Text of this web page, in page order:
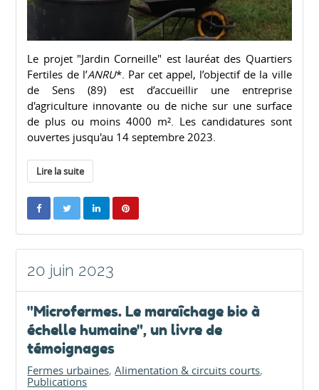
Le projet "Jardin Corneille" est lauréat des Quartiers
Fertiles de l’ANRU*. Par cet appel, l’objectif de la ville
de Sens (89) est d’accueillir une entreprise
d'agriculture innovante ou de niche sur une surface
de plus ou moins 4000 m². Les candidatures sont
ouvertes jusqu'au 14 septembre 2023.
Lire la suite
20 juin 2023
"Microfermes. Le maraîchage bio à
échelle humaine", un livre de
témoignages
Fermes urbaines Alimentation & circuits courts
Publications